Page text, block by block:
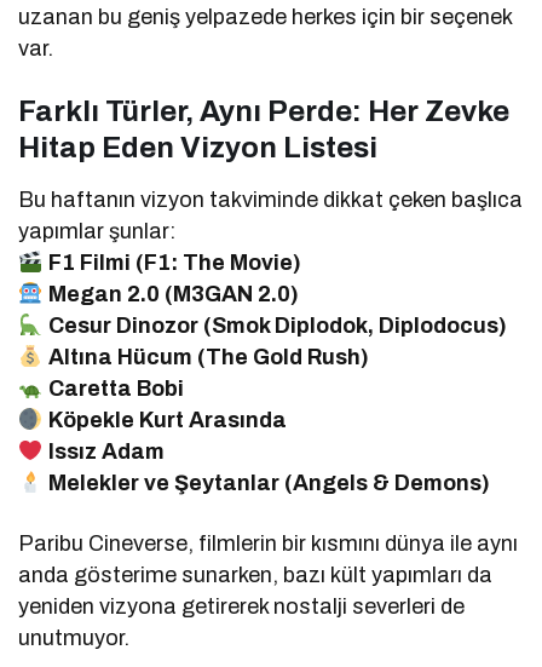
uzanan bu geniş yelpazede herkes için bir seçenek
var.
Farklı Türler, Aynı Perde: Her Zevke
Hitap Eden Vizyon Listesi
Bu haftanın vizyon takviminde dikkat çeken başlıca
yapımlar şunlar:
F1 Filmi (F1: The Movie)
Megan 2.0 (M3GAN 2.0)
Cesur Dinozor (Smok Diplodok, Diplodocus)
Altına Hücum (The Gold Rush)
Caretta Bobi
Köpekle Kurt Arasında
Issız Adam
Melekler ve Şeytanlar (Angels & Demons)
Paribu Cineverse, filmlerin bir kısmını dünya ile aynı
anda gösterime sunarken, bazı kült yapımları da
yeniden vizyona getirerek nostalji severleri de
unutmuyor.